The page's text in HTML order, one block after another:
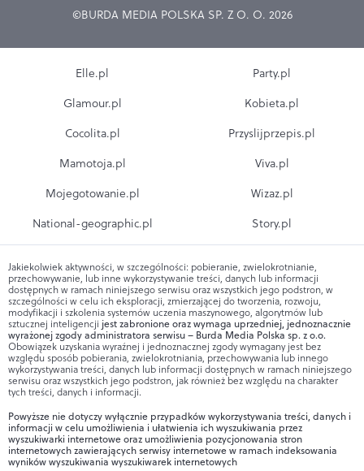
©BURDA MEDIA POLSKA SP. Z O. O. 2026
Elle.pl
Glamour.pl
Cocolita.pl
Mamotoja.pl
Mojegotowanie.pl
National-geographic.pl
Party.pl
Kobieta.pl
Przyslijprzepis.pl
Viva.pl
Wizaz.pl
Story.pl
Jakiekolwiek aktywności, w szczególności: pobieranie, zwielokrotnianie,
przechowywanie, lub inne wykorzystywanie treści, danych lub informacji
dostępnych w ramach niniejszego serwisu oraz wszystkich jego podstron, w
szczególności w celu ich eksploracji, zmierzającej do tworzenia, rozwoju,
modyfikacji i szkolenia systemów uczenia maszynowego, algorytmów lub
sztucznej inteligencji jest zabronione oraz wymaga uprzedniej, jednoznacznie
wyrażonej zgody administratora serwisu – Burda Media Polska sp. z o.o.
Obowiązek uzyskania wyraźnej i jednoznacznej zgody wymagany jest bez
względu sposób pobierania, zwielokrotniania, przechowywania lub innego
wykorzystywania treści, danych lub informacji dostępnych w ramach niniejszego
serwisu oraz wszystkich jego podstron, jak również bez względu na charakter
tych treści, danych i informacji.
Powyższe nie dotyczy wyłącznie przypadków wykorzystywania treści, danych i
informacji w celu umożliwienia i ułatwienia ich wyszukiwania przez
wyszukiwarki internetowe oraz umożliwienia pozycjonowania stron
internetowych zawierających serwisy internetowe w ramach indeksowania
wyników wyszukiwania wyszukiwarek internetowych